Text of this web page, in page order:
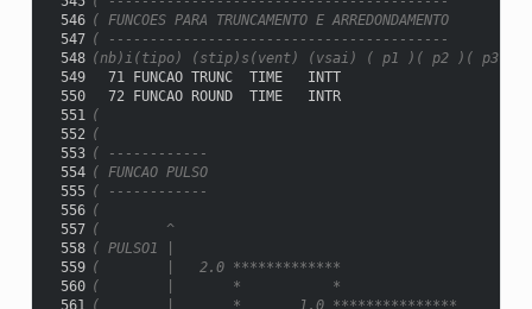
546 ( FUNCOES PARA TRUNCAMENTO E ARREDONDAMENTO
547 ( -----------------------------------------
548 (nb)i(tipo) (stip)s(vent) (vsai) ( p1 )( p2 )( p3 )(
549
  71 FUNCAO TRUNC  TIME   INTT
550
  72 FUNCAO ROUND  TIME   INTR
551
(
552 (
553 ( ------------
554 ( FUNCAO PULSO
555 ( ------------
556 (
557 (        ^
558 ( PULSO1 |
559 (        |   2.0 *************
560 (        |       *           *
561
(        |       *       1.0 ***************